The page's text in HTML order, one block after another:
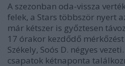
A szezonban oda-vissza
felek, a Stars többször nyert
már kétszer is győztesen
17 órakor kezdődő
Székely, Soós D. négyes
csapatok kétnaponta